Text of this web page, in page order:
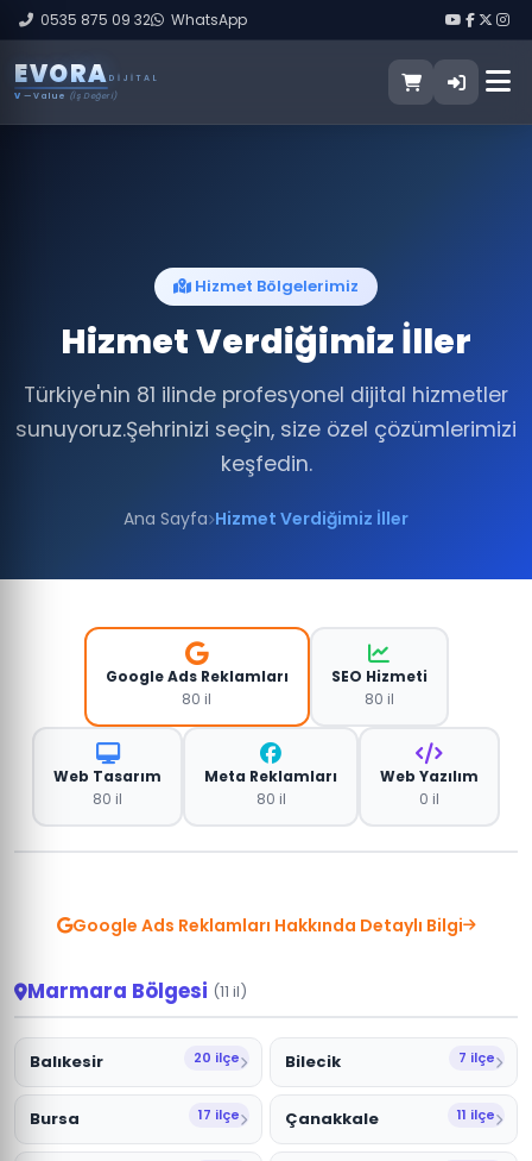
0535 875 09 32 WhatsApp
EVORA DIJITAL
V — Value (İş Değeri)
Hizmet Bölgelerimiz
Hizmet Verdiğimiz İller
Türkiye'nin 81 ilinde profesyonel dijital hizmetler
sunuyoruz.Şehrinizi seçin, size özel çözümlerimizi
keşfedin.
Ana Sayfa Hizmet Verdiğimiz İller
Google Ads Reklamları
80 il
SEO Hizmeti
80 il
Web Tasarım
80 il
Meta Reklamları
80 il
Web Yazılım
0 il
Google Ads Reklamları Hakkında Detaylı Bilgi
Marmara Bölgesi (11 il)
Balıkesir 20 ilçe Bilecik 7 ilçe
Bursa 17 ilçe Çanakkale 11 ilçe